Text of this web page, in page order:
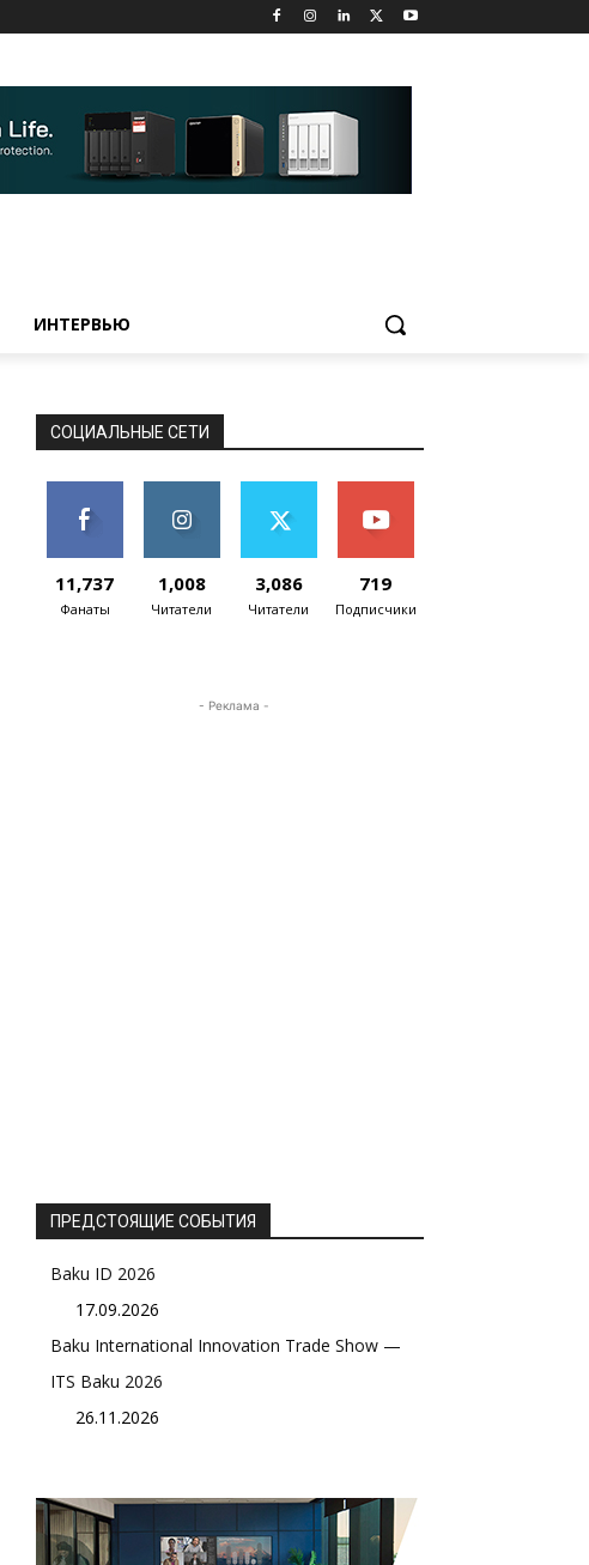
ИНТЕРВЬЮ
СОЦИАЛЬНЫЕ СЕТИ
11,737
Фанаты
1,008
Читатели
3,086
Читатели
719
Подписчики
- Реклама -
ПРЕДСТОЯЩИЕ СОБЫТИЯ
Baku ID 2026
17.09.2026
Baku International Innovation Trade Show —
ITS Baku 2026
26.11.2026